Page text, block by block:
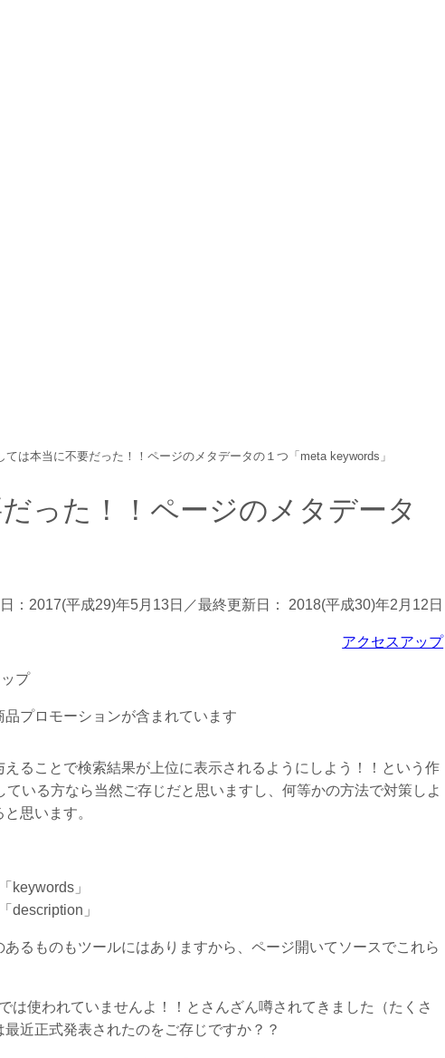
ては本当に不要だった！！ページのメタデータの１つ「meta keywords」
った！！ページのメタデータ
： 2017(平成29)年5月13日 ／最終更新日： 2018(平成30)年2月12日
アクセスアップ
プロモーションが含まれています
ることで検索結果が上位に表示されるようにしよう！！という作
いる方なら当然ご存じだと思いますし、何等かの方法で対策しよ
思います。
keywords」
description」
るものもツールにはありますから、ページ開いてソースでこれら
使われていませんよ！！とさんざん噂されてきました（たくさ
近正式発表されたのをご存じですか？？